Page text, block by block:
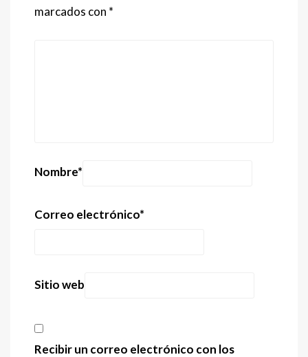
marcados con *
Nombre*
Correo electrónico*
Sitio web
Recibir un correo electrónico con los